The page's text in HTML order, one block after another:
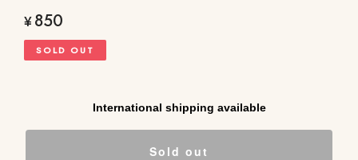
¥850
SOLD OUT
International shipping available
Sold out